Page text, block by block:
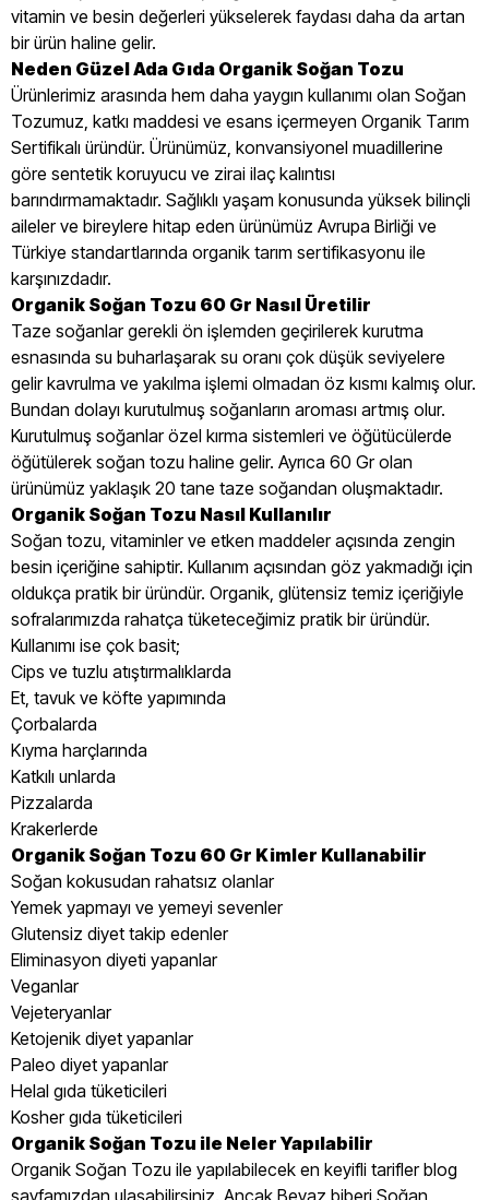
vitamin ve besin değerleri yükselerek faydası daha da artan
bir ürün haline gelir.
Neden Güzel Ada Gıda Organik Soğan Tozu
Ürünlerimiz arasında hem daha yaygın kullanımı olan Soğan
Tozumuz, katkı maddesi ve esans içermeyen Organik Tarım
Sertifikalı üründür. Ürünümüz, konvansiyonel muadillerine
göre sentetik koruyucu ve zirai ilaç kalıntısı
barındırmamaktadır. Sağlıklı yaşam konusunda yüksek bilinçli
aileler ve bireylere hitap eden ürünümüz Avrupa Birliği ve
Türkiye standartlarında organik tarım sertifikasyonu ile
karşınızdadır.
Organik Soğan Tozu 60 Gr Nasıl Üretilir
Taze soğanlar gerekli ön işlemden geçirilerek kurutma
esnasında su buharlaşarak su oranı çok düşük seviyelere
gelir kavrulma ve yakılma işlemi olmadan öz kısmı kalmış olur.
Bundan dolayı kurutulmuş soğanların aroması artmış olur.
Kurutulmuş soğanlar özel kırma sistemleri ve öğütücülerde
öğütülerek soğan tozu haline gelir. Ayrıca 60 Gr olan
ürünümüz yaklaşık 20 tane taze soğandan oluşmaktadır.
Organik Soğan Tozu Nasıl Kullanılır
Soğan tozu, vitaminler ve etken maddeler açısında zengin
besin içeriğine sahiptir. Kullanım açısından göz yakmadığı için
oldukça pratik bir üründür. Organik, glütensiz temiz içeriğiyle
sofralarımızda rahatça tüketeceğimiz pratik bir üründür.
Kullanımı ise çok basit;
Cips ve tuzlu atıştırmalıklarda
Et, tavuk ve köfte yapımında
Çorbalarda
Kıyma harçlarında
Katkılı unlarda
Pizzalarda
Krakerlerde
Organik Soğan Tozu 60 Gr Kimler Kullanabilir
Soğan kokusudan rahatsız olanlar
Yemek yapmayı ve yemeyi sevenler
Glutensiz diyet takip edenler
Eliminasyon diyeti yapanlar
Veganlar
Vejeteryanlar
Ketojenik diyet yapanlar
Paleo diyet yapanlar
Helal gıda tüketicileri
Kosher gıda tüketicileri
Organik Soğan Tozu ile Neler Yapılabilir
Organik Soğan Tozu ile yapılabilecek en keyifli tarifler blog
sayfamızdan ulaşabilirsiniz. Ancak Beyaz biberi Soğan